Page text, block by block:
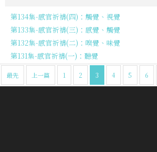
第134集-感官祈禱(四)：觸覺、視覺
第133集-感官祈禱(三)：感覺、觸覺
第132集-感官祈禱(二)：嗅覺、味覺
第131集-感官祈禱(一)：聽覺
最先 上一篇 1 2 3 4 5 6